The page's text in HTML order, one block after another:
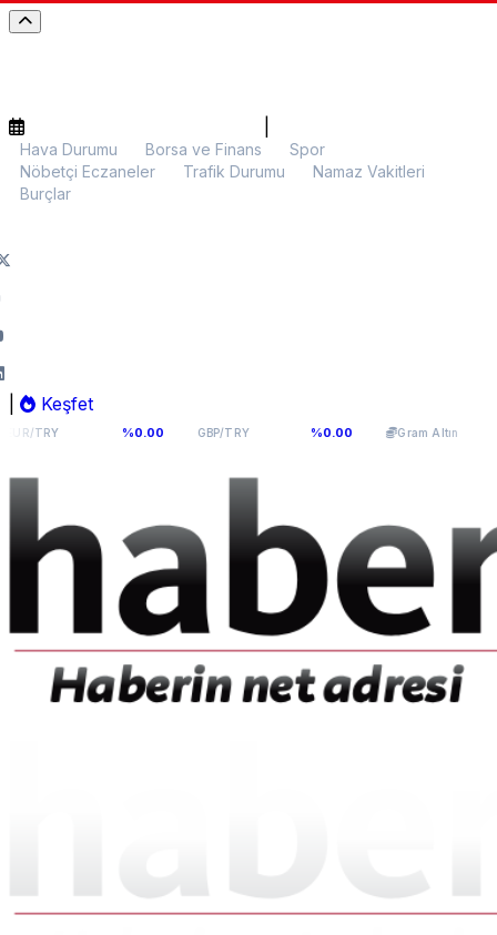
Hava Durumu Borsa ve Finans
Spor
Nöbetçi Eczaneler
Trafik Durumu
Namaz Vakitleri
Burçlar
Keşfet
%0.00 GBP/TRY 64,2936 %0.00 Gram Altın 6.107,34 %0.00